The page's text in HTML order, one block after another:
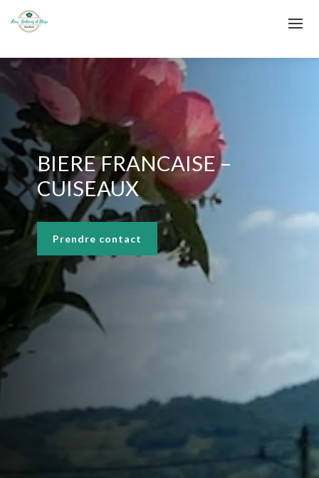
BIERE FRANCAISE –
CUISEAUX
Prendre contact